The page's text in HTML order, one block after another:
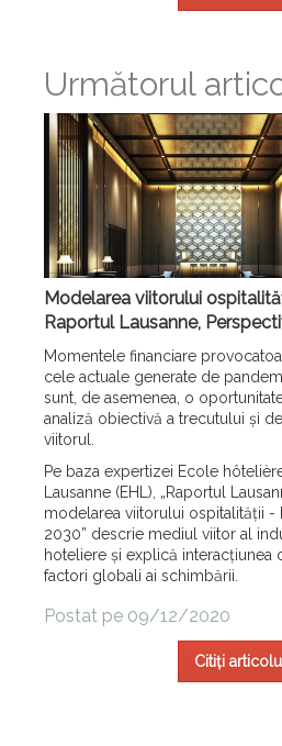
Următorul
Modelarea viitorului
Raportul Lausanne,
Momentele financiare
cele actuale generate de
sunt, de asemenea, o
analiză obiectivă a trecutului și
viitorul.
Pe baza expertizei Ecole
Lausanne (EHL), „Raportul
modelarea viitorului ospitalității -
2030” descrie mediul viitor al
hoteliere și explică interacțiunea
factori globali ai schimbării.
Postat pe 09/12/2020
Citiți